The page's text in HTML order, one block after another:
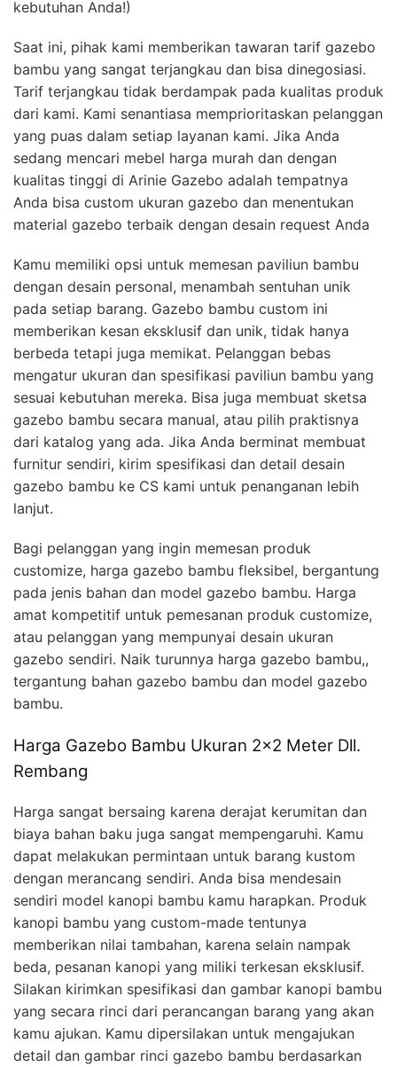
kebutuhan Anda!)
Saat ini, pihak kami memberikan tawaran tarif gazebo
bambu yang sangat terjangkau dan bisa dinegosiasi.
Tarif terjangkau tidak berdampak pada kualitas produk
dari kami. Kami senantiasa memprioritaskan pelanggan
yang puas dalam setiap layanan kami. Jika Anda
sedang mencari mebel harga murah dan dengan
kualitas tinggi di Arinie Gazebo adalah tempatnya
Anda bisa custom ukuran gazebo dan menentukan
material gazebo terbaik dengan desain request Anda
Kamu memiliki opsi untuk memesan paviliun bambu
dengan desain personal, menambah sentuhan unik
pada setiap barang. Gazebo bambu custom ini
memberikan kesan eksklusif dan unik, tidak hanya
berbeda tetapi juga memikat. Pelanggan bebas
mengatur ukuran dan spesifikasi paviliun bambu yang
sesuai kebutuhan mereka. Bisa juga membuat sketsa
gazebo bambu secara manual, atau pilih praktisnya
dari katalog yang ada. Jika Anda berminat membuat
furnitur sendiri, kirim spesifikasi dan detail desain
gazebo bambu ke CS kami untuk penanganan lebih
lanjut.
Bagi pelanggan yang ingin memesan produk
customize, harga gazebo bambu fleksibel, bergantung
pada jenis bahan dan model gazebo bambu. Harga
amat kompetitif untuk pemesanan produk customize,
atau pelanggan yang mempunyai desain ukuran
gazebo sendiri. Naik turunnya harga gazebo bambu,,
tergantung bahan gazebo bambu dan model gazebo
bambu.
Harga Gazebo Bambu Ukuran 2×2 Meter Dll.
Rembang
Harga sangat bersaing karena derajat kerumitan dan
biaya bahan baku juga sangat mempengaruhi. Kamu
dapat melakukan permintaan untuk barang kustom
dengan merancang sendiri. Anda bisa mendesain
sendiri model kanopi bambu kamu harapkan. Produk
kanopi bambu yang custom-made tentunya
memberikan nilai tambahan, karena selain nampak
beda, pesanan kanopi yang miliki terkesan eksklusif.
Silakan kirimkan spesifikasi dan gambar kanopi bambu
yang secara rinci dari perancangan barang yang akan
kamu ajukan. Kamu dipersilakan untuk mengajukan
detail dan gambar rinci gazebo bambu berdasarkan